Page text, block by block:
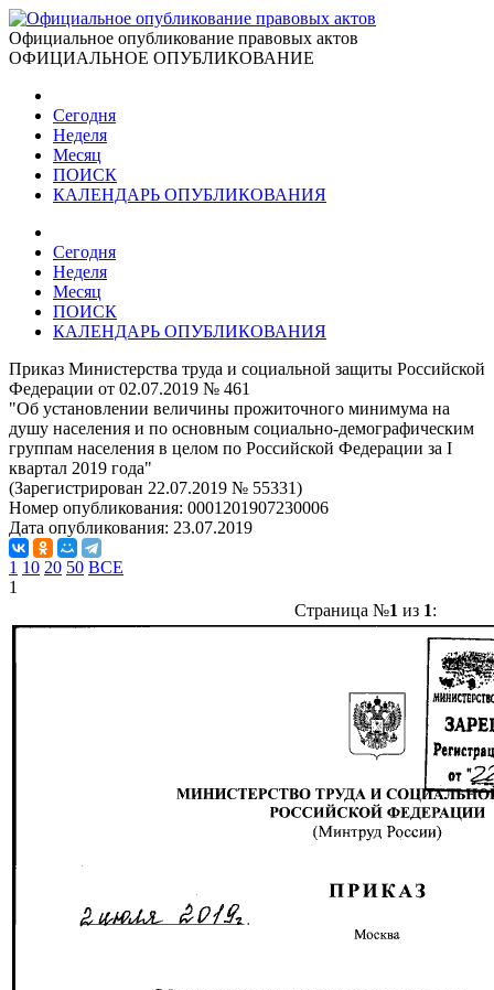
Официальное опубликование правовых актов
ОФИЦИАЛЬНОЕ ОПУБЛИКОВАНИЕ
Сегодня
Неделя
Месяц
ПОИСК
КАЛЕНДАРЬ ОПУБЛИКОВАНИЯ
Сегодня
Неделя
Месяц
ПОИСК
КАЛЕНДАРЬ ОПУБЛИКОВАНИЯ
Приказ Министерства труда и социальной защиты Российской
Федерации от 02.07.2019 № 461
"Об установлении величины прожиточного минимума на
душу населения и по основным социально-демографическим
группам населения в целом по Российской Федерации за I
квартал 2019 года"
(Зарегистрирован 22.07.2019 № 55331)
Номер опубликования: 0001201907230006
Дата опубликования: 23.07.2019
1 10 20 50 ВСЕ
1
Страница №1 из 1: